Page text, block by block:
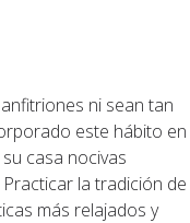
ni sean tan
este hábito en
casa nocivas
la tradición de
más relajados y